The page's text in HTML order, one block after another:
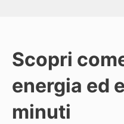
Scopri
energia ed
minuti